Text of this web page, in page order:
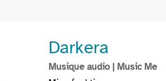
Darkera
Musique audio | Music Me